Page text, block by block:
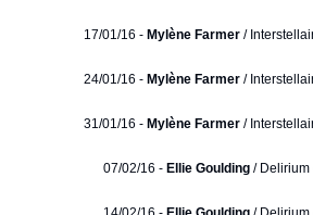
17/01/16 - Mylène Farmer /
24/01/16 - Mylène Farmer /
31/01/16 - Mylène Farmer /
07/02/16 - Ellie Goulding / Delirium